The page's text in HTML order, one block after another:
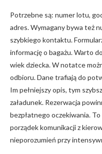
Potrzebne są: numer lotu,
adres. Wymagany bywa też
szybkiego kontaktu.
informację o bagażu. Warto
wiek dziecka. W notatce
odbioru. Dane trafiają do
Im pełniejszy opis, tym
załadunek. Rezerwacja
bezpłatnego oczekiwania.
porządek komunikacji z
nieporozumień przy